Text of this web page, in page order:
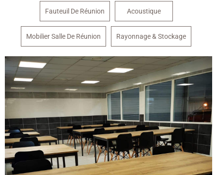
Fauteuil De Réunion Acoustique
Mobilier Salle De Réunion Rayonnage & Stockage